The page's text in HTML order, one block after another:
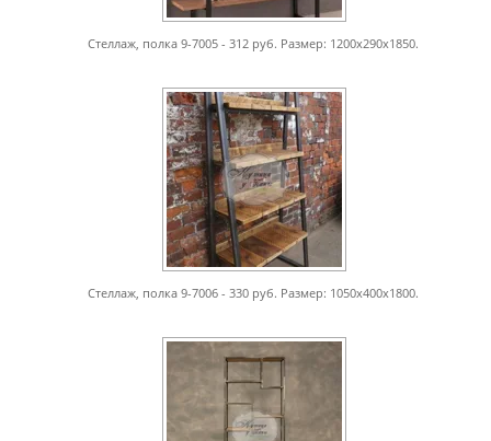
Стеллаж, полка 9-7005 - 312 руб. Размер: 1200х290х1850.
Стеллаж, полка 9-7006 - 330 руб. Размер: 1050х400х1800.